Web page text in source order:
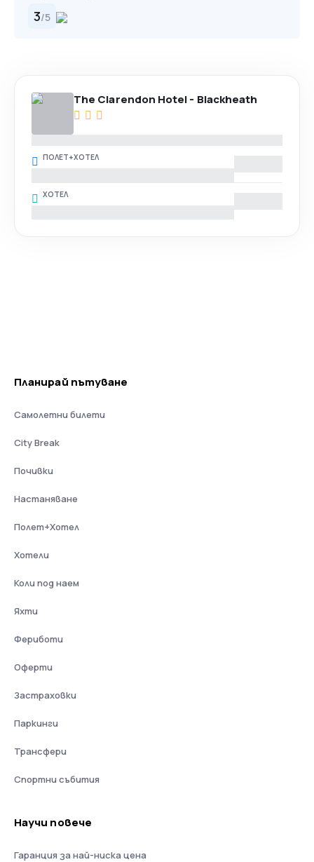
3/5
The Clarendon Hotel - Blackheath
ПОЛЕТ+ХОТЕЛ
ХОТЕЛ
Планирай пътуване
Самолетни билети
City Break
Почивки
Настаняване
Полет+Хотел
Хотели
Коли под наем
Яхти
Фериботи
Оферти
Застраховки
Паркинги
Трансфери
Спортни събития
Научи повече
Гаранция за най-ниска цена